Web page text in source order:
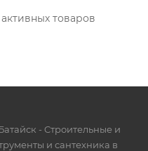
товаров
- Cтроительные и
и сантехника в